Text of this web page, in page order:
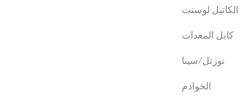
الكاتيل لوسنت
كابل المعدات
نورتل/سينا
الخوادم